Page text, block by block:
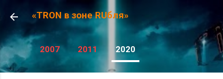
К основному контенту
«TRON в зоне RUбля»
2007 2011 2020